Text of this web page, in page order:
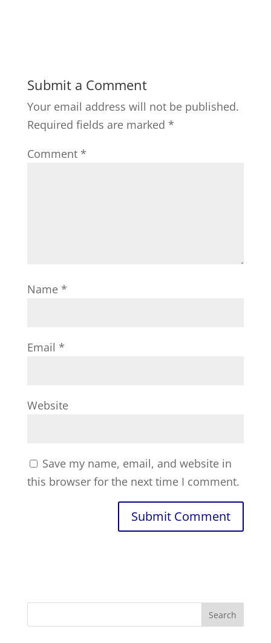
Submit a Comment
Your email address will not be published.
Required fields are marked *
Comment *
Name *
Email *
Website
Save my name, email, and website in
this browser for the next time I comment.
Search